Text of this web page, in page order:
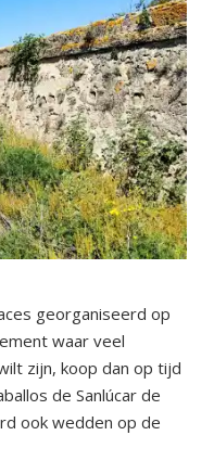
georganiseerd op
waar veel
zijn, koop dan op tijd
de Sanlúcar de
ook wedden op de